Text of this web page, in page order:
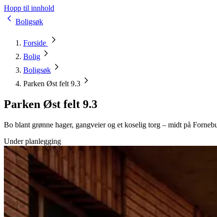
Hopp til innhold
Boligsøk
Forside
Bolig
Boligsøk
Parken Øst felt 9.3
Parken Øst felt 9.3
Bo blant grønne hager, gangveier og et koselig torg – midt på
Under planlegging